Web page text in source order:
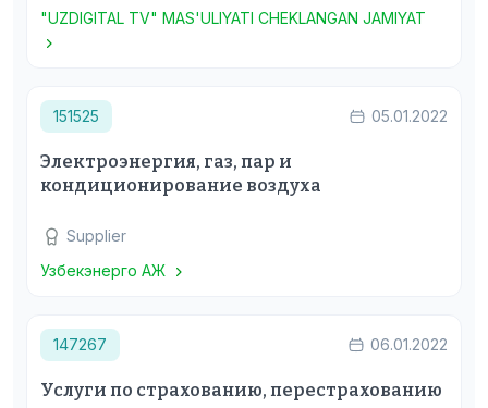
"UZDIGITAL TV" MAS'ULIYATI CHEKLANGAN JAMIYAT
151525 05.01.2022
Электроэнергия, газ, пар и
кондиционирование воздуха
Supplier
Узбекэнерго АЖ
147267 06.01.2022
Услуги по страхованию, перестрахованию